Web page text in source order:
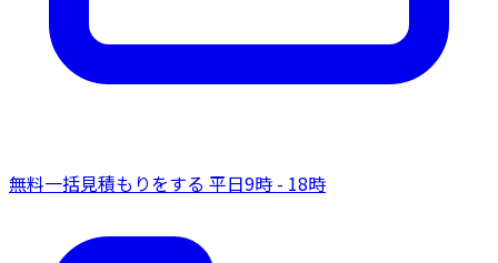
無料一括見積もりをする 平日9時 - 18時